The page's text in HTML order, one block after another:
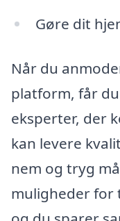
Gøre dit
Når du
platform, får
eksperter, der
kan levere
nem og tryg
muligheder for